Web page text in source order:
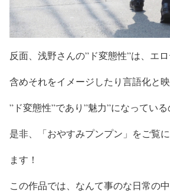
反面、 浅野さんの”ド変態性”は、エ
含めそれをイメージしたり言語化と
”ド変態性”であり”魅力”になっている
是非、「おやすみプンプン」 をご覧
ます！
この作品では、 なんて事のな日常の